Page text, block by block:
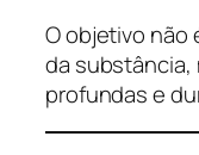
O objetivo não
da substância,
profundas e